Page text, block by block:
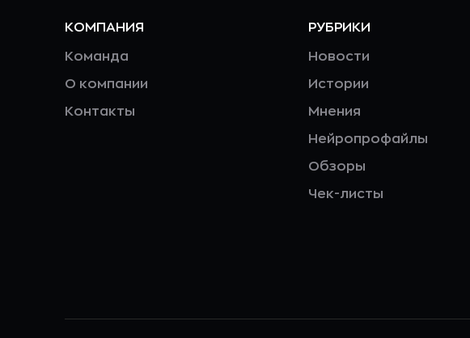
КОМПАНИЯ
Команда
О компании
Контакты
РУБРИКИ
Новости
Истории
Мнения
Нейропрофайлы
Обзоры
Чек-листы